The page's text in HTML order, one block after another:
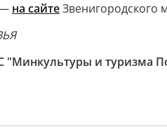
на сайтеЗвенигородского
"Минкультуры и туризма